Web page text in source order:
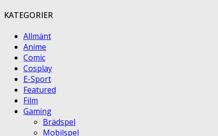
KATEGORIER
Allmänt
Anime
Comic
Cosplay
E-Sport
Featured
Film
Gaming
Brädspel
Mobilspel